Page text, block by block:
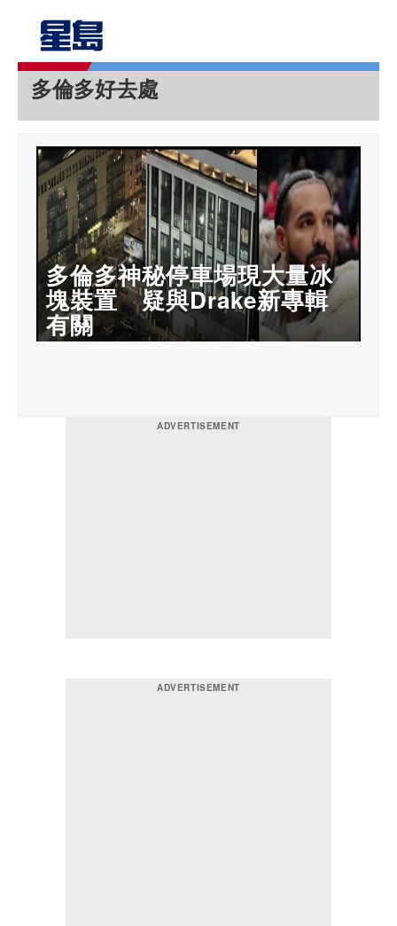
多倫多好去處
多倫多神秘停車場現大量冰
塊裝置 疑與Drake新專輯
有關